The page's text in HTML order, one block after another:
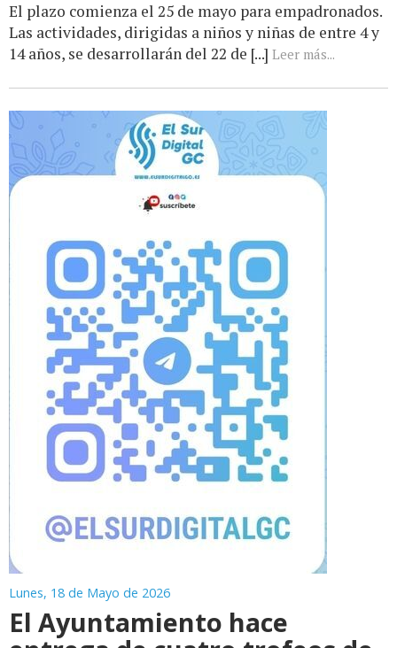
El plazo comienza el 25 de mayo para empadronados.
Las actividades, dirigidas a niños y niñas de entre 4 y
14 años, se desarrollarán del 22 de [...] Leer más...
Lunes, 18 de Mayo de 2026
El Ayuntamiento hace